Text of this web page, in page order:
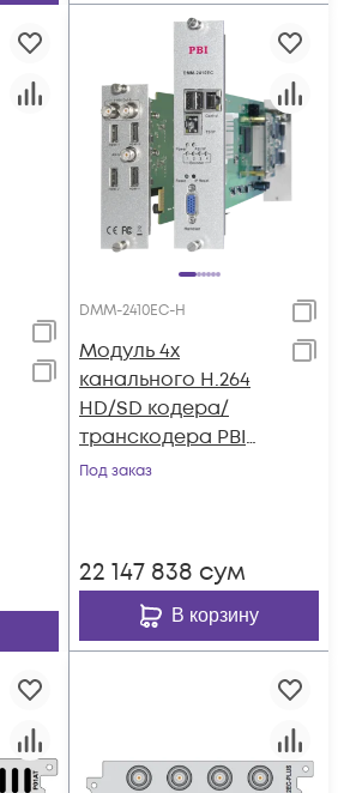
DMM-2410EC-H
Модуль 4х
канального H.264
HD/SD кодера/
транскодера PBI
DMM-2410EC-H для
Под заказ
22 147 838 сум
В корзину